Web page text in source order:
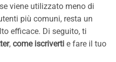
viene utilizzato meno di
più comuni, resta un
efficace. Di seguito, ti
, come iscriverti e fare il tuo